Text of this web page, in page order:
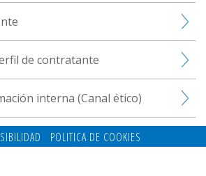
de contratante
interna (Canal ético)
POLITICA DE COOKIES